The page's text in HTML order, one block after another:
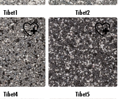
Tibet1 Tibet2
Tibet4 Tibet5